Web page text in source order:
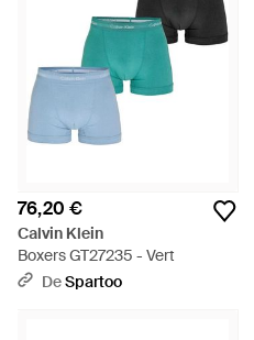
76,20 €
Calvin Klein
Boxers GT27235 - Vert
DeSpartoo